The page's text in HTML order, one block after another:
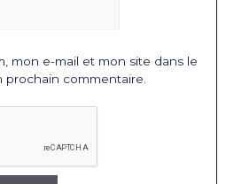
mon e-mail et mon site dans le
prochain commentaire.